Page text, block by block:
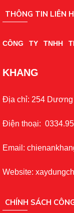
THÔNG TIN LIÊN
CÔNG TY TNHH
KHANG
Địa chỉ: 254
Điện thoại:
Email:
Website:
CHÍNH SÁCH